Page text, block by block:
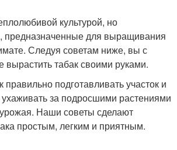
культурой, но
предназначенные для выращивания
Следуя советам ниже, вы с
вырастить табак своими руками.
подготавливать участок и
за подросшими растениями
Наши советы сделают
простым, легким и приятным.